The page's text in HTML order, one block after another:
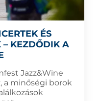
ÉS
– KEZDŐDIK A
Jazz&Wine
a minőségi borok